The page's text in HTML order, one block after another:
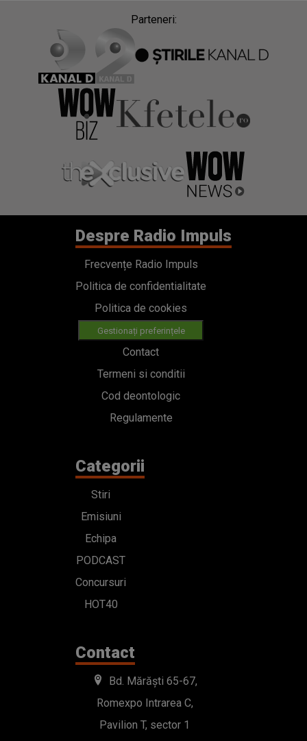
Parteneri:
Despre Radio Impuls
Frecvențe Radio Impuls
Politica de confidentialitate
Politica de cookies
Gestionați preferințele
Contact
Termeni si conditii
Cod deontologic
Regulamente
Categorii
Stiri
Emisiuni
Echipa
PODCAST
Concursuri
HOT40
Contact
Bd. Mărăști 65-67,
Romexpo Intrarea C,
Pavilion T, sector 1